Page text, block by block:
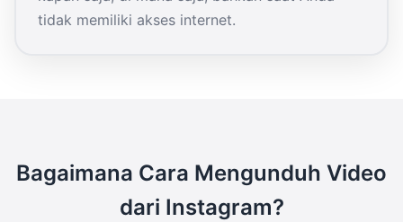
tidak memiliki akses internet.
Bagaimana Cara Mengunduh Video
dari Instagram?